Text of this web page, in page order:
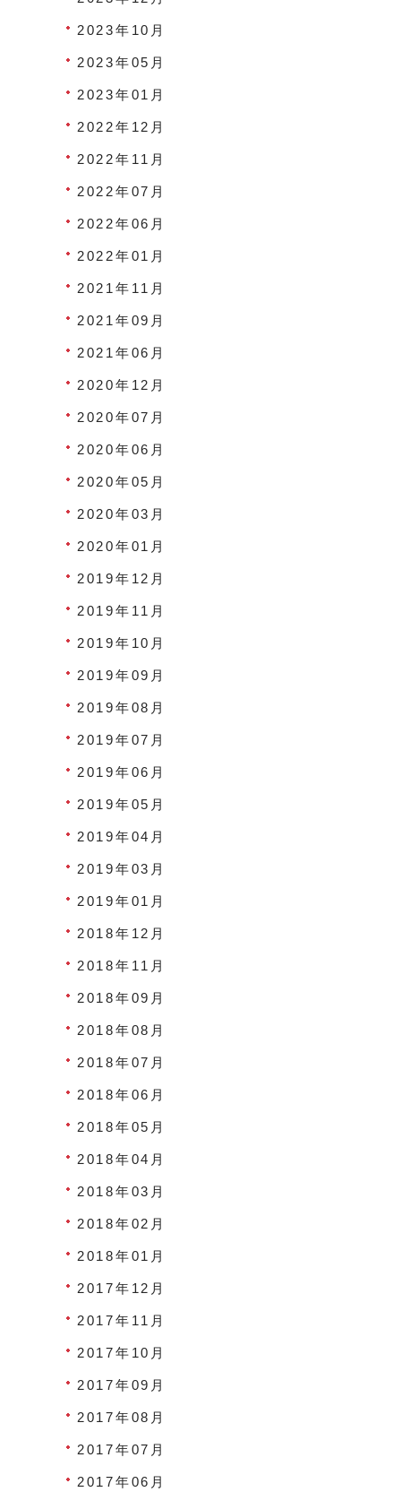
2023年10月
2023年05月
2023年01月
2022年12月
2022年11月
2022年07月
2022年06月
2022年01月
2021年11月
2021年09月
2021年06月
2020年12月
2020年07月
2020年06月
2020年05月
2020年03月
2020年01月
2019年12月
2019年11月
2019年10月
2019年09月
2019年08月
2019年07月
2019年06月
2019年05月
2019年04月
2019年03月
2019年01月
2018年12月
2018年11月
2018年09月
2018年08月
2018年07月
2018年06月
2018年05月
2018年04月
2018年03月
2018年02月
2018年01月
2017年12月
2017年11月
2017年10月
2017年09月
2017年08月
2017年07月
2017年06月